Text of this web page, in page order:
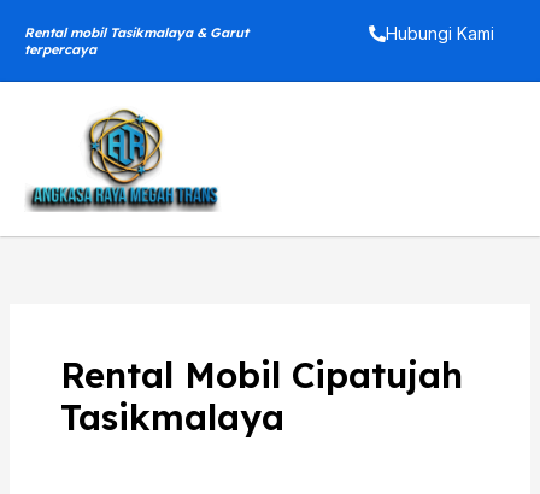
content
Rental mobil Tasikmalaya & Garut
terpercaya
Hubungi Kami
Rental Mobil Cipatujah
Tasikmalaya